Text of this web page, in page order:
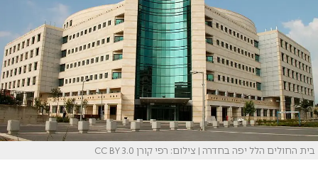
בית החולים הלל יפה בחדרה | צילום: רפי קורן CC BY 3.0